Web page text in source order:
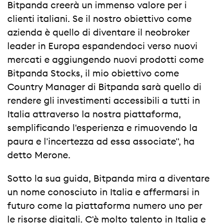
Bitpanda creerà un immenso valore per i
clienti italiani. Se il nostro obiettivo come
azienda è quello di diventare il neobroker
leader in Europa espandendoci verso nuovi
mercati e aggiungendo nuovi prodotti come
Bitpanda Stocks, il mio obiettivo come
Country Manager di Bitpanda sarà quello di
rendere gli investimenti accessibili a tutti in
Italia attraverso la nostra piattaforma,
semplificando l'esperienza e rimuovendo la
paura e l'incertezza ad essa associate", ha
detto Merone.
Sotto la sua guida, Bitpanda mira a diventare
un nome conosciuto in Italia e affermarsi in
futuro come la piattaforma numero uno per
le risorse digitali. C'è molto talento in Italia e